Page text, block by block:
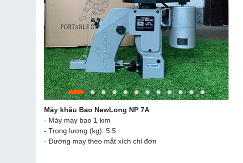
Máy khâu Bao NewLong NP 7A
- Máy may bao 1 kim
- Trọng lượng (kg): 5.5
- Đường may theo mắt xích chỉ đơn